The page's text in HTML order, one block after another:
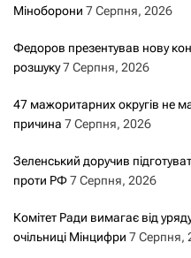
Міноборони 7 Серпня, 2026
Федоров презентував нову
розшуку7 Серпня, 2026
47 мажоритарних округів не
причина 7 Серпня, 2026
Зеленський доручив
проти РФ7 Серпня, 2026
Комітет Ради вимагає від
очільниці Мінцифри 7 Серпня,